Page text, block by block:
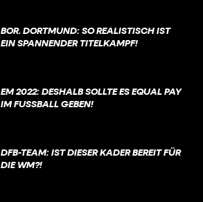
BOR. DORTMUND: SO REALISTISCH IST
EIN SPANNENDER TITELKAMPF!
EM 2022: DESHALB SOLLTE ES EQUAL PAY
IM FUSSBALL GEBEN!
DFB-TEAM: IST DIESER KADER BEREIT FÜR
DIE WM?!